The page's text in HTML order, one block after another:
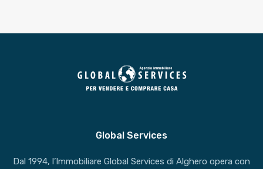
Global Services
Dal 1994, l’Immobiliare Global Services di Alghero opera con